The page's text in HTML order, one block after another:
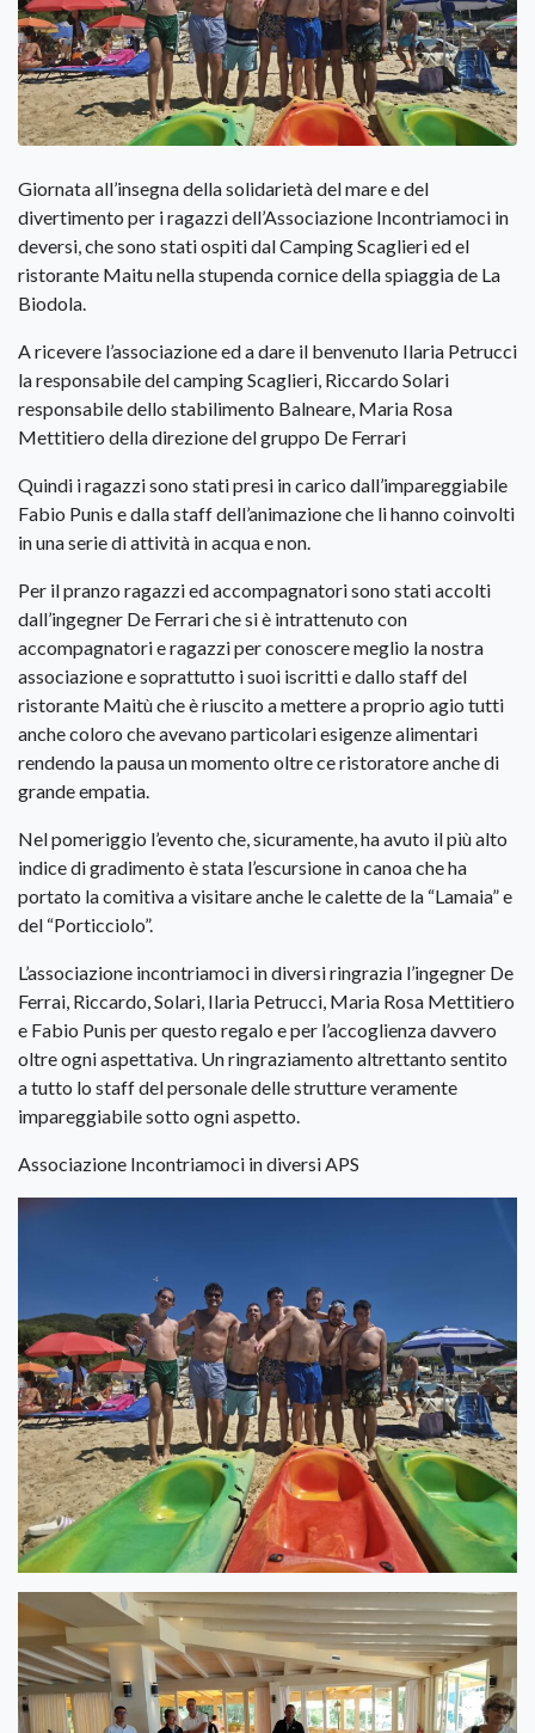
Giornata all’insegna della solidarietà del mare e del
divertimento per i ragazzi dell’Associazione Incontriamoci in
deversi, che sono stati ospiti dal Camping Scaglieri ed el
ristorante Maitu nella stupenda cornice della spiaggia de La
Biodola.
A ricevere l’associazione ed a dare il benvenuto Ilaria Petrucci
la responsabile del camping Scaglieri, Riccardo Solari
responsabile dello stabilimento Balneare, Maria Rosa
Mettitiero della direzione del gruppo De Ferrari
Quindi i ragazzi sono stati presi in carico dall’impareggiabile
Fabio Punis e dalla staff dell’animazione che li hanno coinvolti
in una serie di attività in acqua e non.
Per il pranzo ragazzi ed accompagnatori sono stati accolti
dall’ingegner De Ferrari che si è intrattenuto con
accompagnatori e ragazzi per conoscere meglio la nostra
associazione e soprattutto i suoi iscritti e dallo staff del
ristorante Maitù che è riuscito a mettere a proprio agio tutti
anche coloro che avevano particolari esigenze alimentari
rendendo la pausa un momento oltre ce ristoratore anche di
grande empatia.
Nel pomeriggio l’evento che, sicuramente, ha avuto il più alto
indice di gradimento è stata l’escursione in canoa che ha
portato la comitiva a visitare anche le calette de la “Lamaia” e
del “Porticciolo”.
L’associazione incontriamoci in diversi ringrazia l’ingegner De
Ferrai, Riccardo, Solari, Ilaria Petrucci, Maria Rosa Mettitiero
e Fabio Punis per questo regalo e per l’accoglienza davvero
oltre ogni aspettativa. Un ringraziamento altrettanto sentito
a tutto lo staff del personale delle strutture veramente
impareggiabile sotto ogni aspetto.
Associazione Incontriamoci in diversi APS